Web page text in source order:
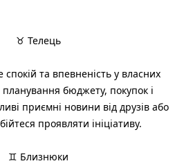
♉ Телець
та впевненість у власних
бюджету, покупок і
приємні новини від друзів або
проявляти ініціативу.
♊ Близнюки